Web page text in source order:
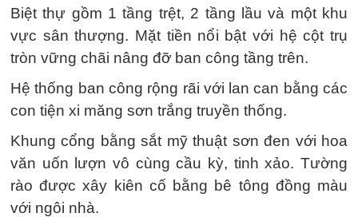
Biệt thự gồm 1 tầng trệt, 2 tầng lầu và một khu
vực sân thượng. Mặt tiền nổi bật với hệ cột trụ
tròn vững chãi nâng đỡ ban công tầng trên.
Hệ thống ban công rộng rãi với lan can bằng các
con tiện xi măng sơn trắng truyền thống.
Khung cổng bằng sắt mỹ thuật sơn đen với hoa
văn uốn lượn vô cùng cầu kỳ, tinh xảo. Tường
rào được xây kiên cố bằng bê tông đồng màu
với ngôi nhà.